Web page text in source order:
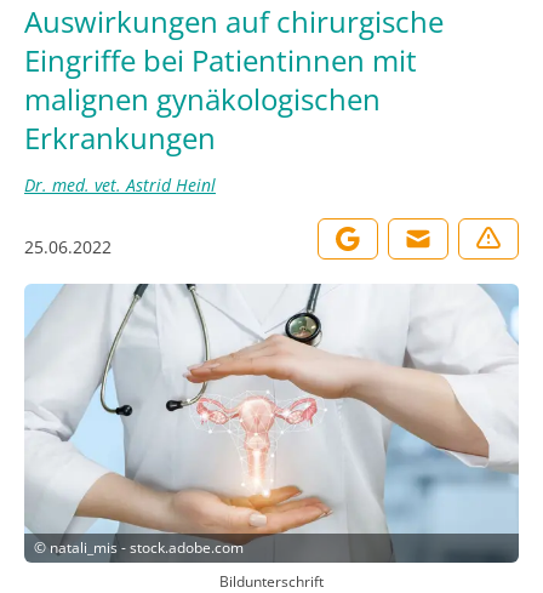
Auswirkungen auf chirurgische
Eingriffe bei Patientinnen mit
malignen gynäkologischen
Erkrankungen
Dr. med. vet. Astrid Heinl
25.06.2022
© natali_mis - stock.adobe.com
Bildunterschrift